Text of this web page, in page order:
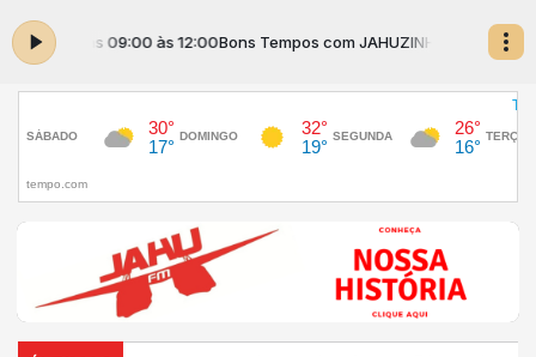
das 09:00 às 12:00Bons Tempos com JAHUZINHO das 09:00 às